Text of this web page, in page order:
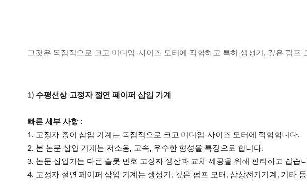
그것은 독점적으로 크고 미디엄-사이즈 모터에 적합하고 특히 생성기, 깊은 펌프
1) 수평선상 고정자 절연 페이퍼 삽입 기계
빠른 세부 사항 :
1. 고정자 종이 삽입 기계는 독점적으로 크고 미디엄-사이즈 모터에 적합합니다.
2. 본 논문 삽입 기계는 저소음, 고속, 우수한 형성을 특징으로 합니다,
3. 논문 삽입기는 다른 슬롯 번호 고정자 생산과 교체 세공을 위해 편리하고 쉽습
4. 고정자 절연 페이퍼 삽입 기계는 생성기, 깊은 펌프 모터, 삼상전기기계, 기타